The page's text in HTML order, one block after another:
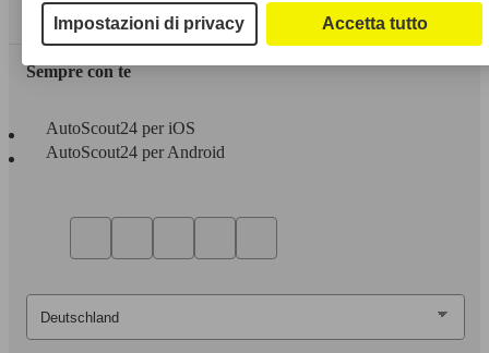
Area rivenditori
Sempre con te
AutoScout24 per iOS
AutoScout24 per Android
Impostazioni di privacy Accetta tutto